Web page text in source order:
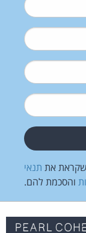
את תנאי
והסכמת להם.